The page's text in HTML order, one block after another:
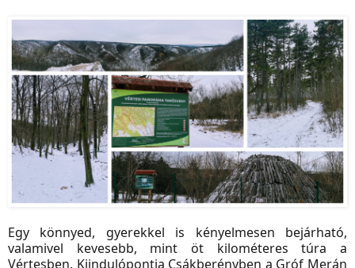
Egy könnyed, gyerekkel is kényelmesen bejárható,
valamivel kevesebb, mint öt kilométeres túra a
Vértesben. Kiindulópontja Csákberényben a Gróf Merán